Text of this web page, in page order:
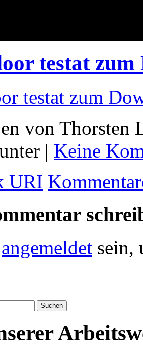
testat zum
testat zum
von Thorsten
| Keine
URI
angemeldet sein,